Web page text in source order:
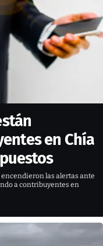
en Chía
encendieron las alertas ante
a contribuyentes en